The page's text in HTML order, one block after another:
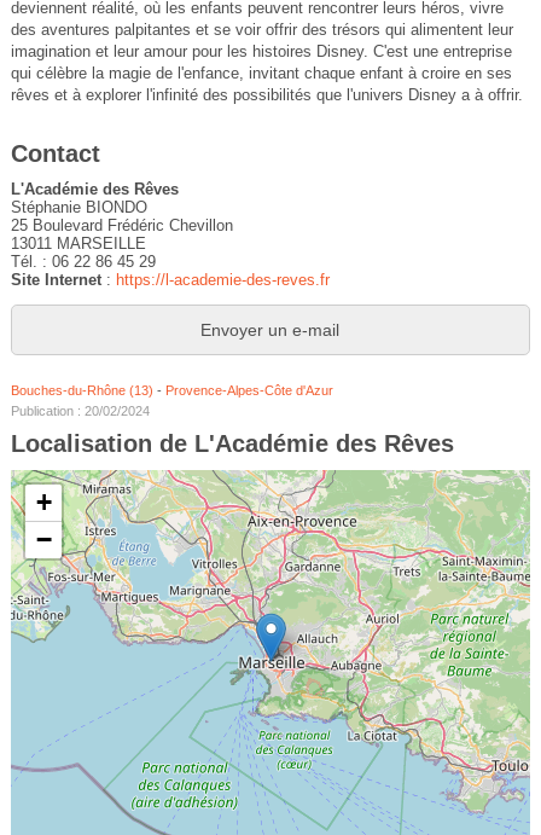
deviennent réalité, où les enfants peuvent rencontrer leurs héros, vivre
des aventures palpitantes et se voir offrir des trésors qui alimentent leur
imagination et leur amour pour les histoires Disney. C'est une entreprise
qui célèbre la magie de l'enfance, invitant chaque enfant à croire en ses
rêves et à explorer l'infinité des possibilités que l'univers Disney a à offrir.
Contact
L'Académie des Rêves
Stéphanie BIONDO
25 Boulevard Frédéric Chevillon
13011 MARSEILLE
Tél. : 06 22 86 45 29
Site Internet: https://l-academie-des-reves.fr
Envoyer un e-mail
Bouches-du-Rhône (13) - Provence-Alpes-Côte d'Azur
Publication : 20/02/2024
Localisation de L'Académie des Rêves
+
−